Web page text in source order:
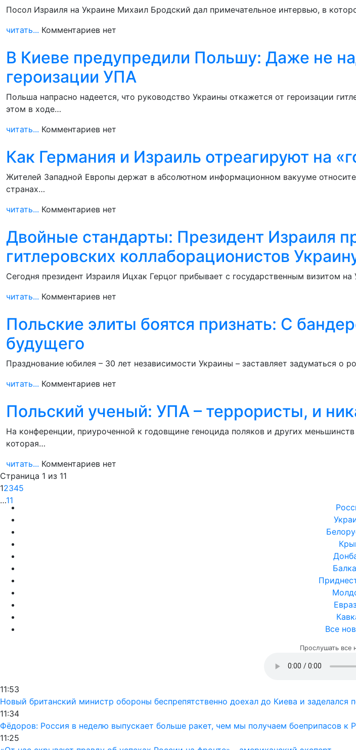
Посол Израиля на Украине Михаил Бродский дал примечательное интервью, в
читать... Комментариев нет
В Киеве предупредили Польшу: Даже не
героизации УПА
Польша напрасно надеется, что руководство Украины откажется от героизации
этом в ходе…
читать... Комментариев нет
Как Германия и Израиль отреагируют на
Жителей Западной Европы держат в абсолютном информационном вакууме
странах…
читать... Комментариев нет
Двойные стандарты: Президент Израиля
гитлеровских коллаборационистов
Сегодня президент Израиля Ицхак Герцог прибывает с государственным визитом
читать... Комментариев нет
Польские элиты боятся признать: С
будущего
Празднование юбилея – 30 лет независимости Украины – заставляет задуматься о
читать... Комментариев нет
Польский ученый: УПА – террористы, и
На конференции, приуроченной к годовщине геноцида поляков и других
которая…
читать... Комментариев нет
Страница 1 из 11
12345
…11
Все
Прослушать все
11:53
Новый британский министр обороны беспрепятственно доехал до Киева и заделался
11:34
Фёдоров: Россия в неделю выпускает больше ракет, чем мы получаем боеприпасов к
11:25